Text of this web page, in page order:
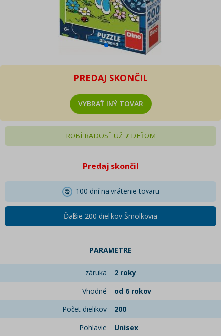
PREDAJ SKONČIL
VYBRAŤ INÝ TOVAR
ROBÍ RADOSŤ UŽ 7DEŤOM
Predaj skončil
100 dní na vrátenie tovaru
Ďalšie 200 dielikov Šmolkovia
PARAMETRE
záruka
2 roky
Vhodné
od 6 rokov
Počet dielikov
200
Pohlavie
Unisex